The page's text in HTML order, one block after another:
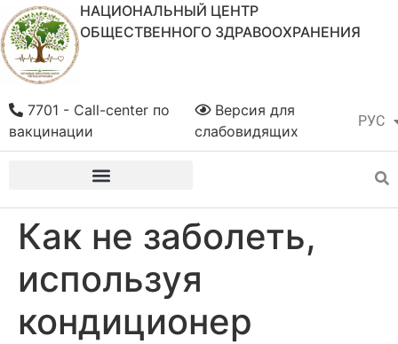
НАЦИОНАЛЬНЫЙ ЦЕНТР
ОБЩЕСТВЕННОГО ЗДРАВООХРАНЕНИЯ
РУС
ҚАЗ
Версия для
слабовидящих
7701 - Call-center по
вакцинации
Как не заболеть,
используя
кондиционер